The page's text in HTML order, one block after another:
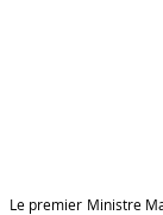
Le premier Ministre